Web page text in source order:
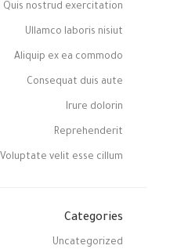
Quis nostrud exercitation
Ullamco laboris nisiut
Aliquip ex ea commodo
Consequat duis aute
Irure dolorin
Reprehenderit
Voluptate velit esse cillum
Categories
Uncategorized